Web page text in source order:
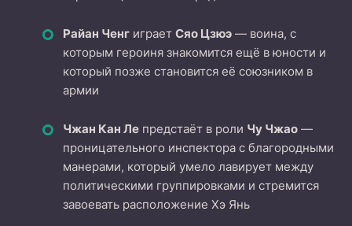
Райан Ченг играет Сяо Цзюэ — воина, с
которым героиня знакомится ещё в юности и
который позже становится её союзником в
армии
Чжан Кан Ле предстаёт в роли Чу Чжао —
проницательного инспектора с благородными
манерами, который умело лавирует между
политическими группировками и стремится
завоевать расположение Хэ Янь